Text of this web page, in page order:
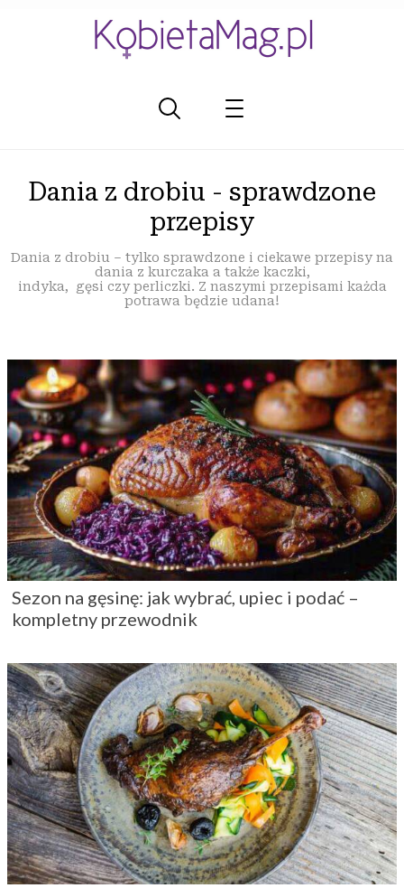
Dania z drobiu - sprawdzone
przepisy
Dania z drobiu – tylko sprawdzone i ciekawe przepisy na
dania z kurczaka a także kaczki,
indyka, gęsi czy perliczki. Z naszymi przepisami każda
potrawa będzie udana!
Sezon na gęsinę: jak wybrać, upiec i podać –
kompletny przewodnik